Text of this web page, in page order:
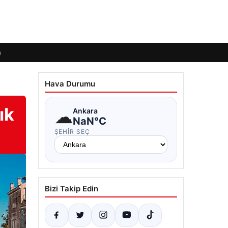
Hava Durumu
☁Ankara
NaN°C
ŞEHIR SEÇ
Bizi Takip Edin